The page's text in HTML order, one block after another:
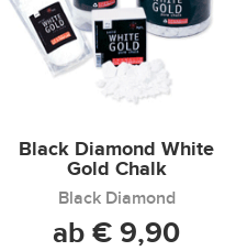
Black Diamond White
Gold Chalk
Black Diamond
ab € 9,90